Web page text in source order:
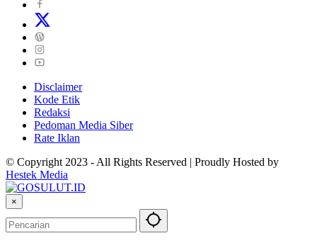
Disclaimer
Kode Etik
Redaksi
Pedoman Media Siber
Rate Iklan
© Copyright 2023 - All Rights Reserved | Proudly Hosted by
Hestek Media
×